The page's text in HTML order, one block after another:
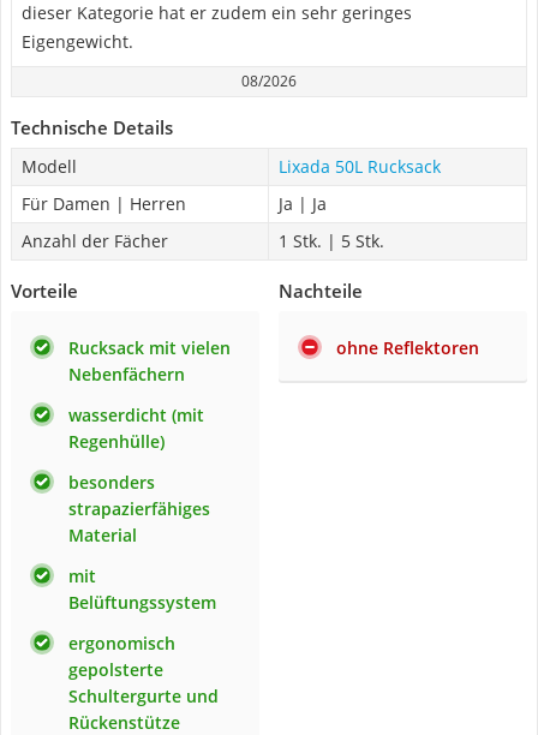
dieser Kategorie hat er zudem ein sehr geringes
Eigengewicht.
08/2026
Technische Details
Modell
Lixada 50L Rucksack
Für Damen | Herren
Ja | Ja
Anzahl der Fächer
1 Stk. | 5 Stk.
Vorteile
Rucksack mit vielen
Nebenfächern
wasserdicht (mit
Regenhülle)
besonders
strapazierfähiges
Material
mit
Belüftungssystem
ergonomisch
gepolsterte
Schultergurte und
Rückenstütze
Nachteile
ohne Reflektoren